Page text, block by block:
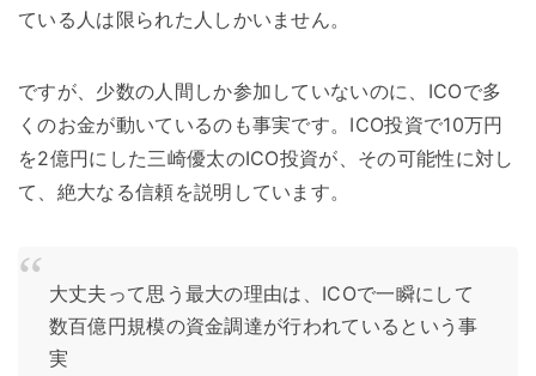
ている人は限られた人しかいません。
ですが、少数の人間しか参加していないのに、ICOで多
くのお金が動いているのも事実です。ICO投資で10万円
を2億円にした三崎優太のICO投資が、その可能性に対し
て、絶大なる信頼を説明しています。
大丈夫って思う最大の理由は、ICOで一瞬にして
数百億円規模の資金調達が行われているという事
実